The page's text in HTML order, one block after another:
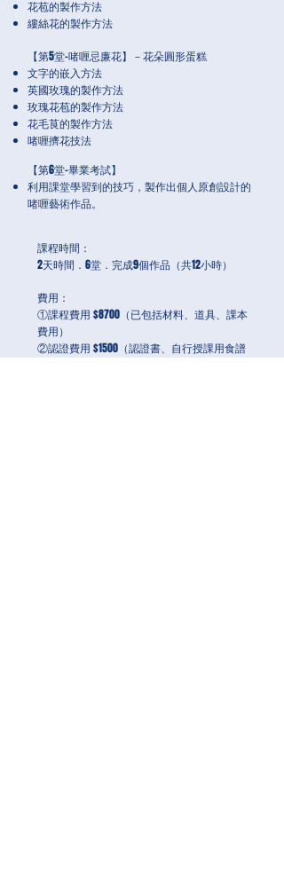
花苞的製作方法
縷絲花的製作方法
【第5堂-啫喱忌廉花】－花朵圓形蛋糕
文字的嵌入方法
英國玫瑰的製作方法
玫瑰花苞的製作方法
花毛茛的製作方法
啫喱擠花技法
【第6堂-畢業考試】
利用課堂學習到的技巧，製作出個人原創設計的
啫喱藝術作品。
課程時間：
2天時間．6堂．完成9個作品（共12小時）
費用：
①課程費用 $8700（已包括材料、道具、課本
費用）
②認證費用 $1500（認證書、自行授課用食譜